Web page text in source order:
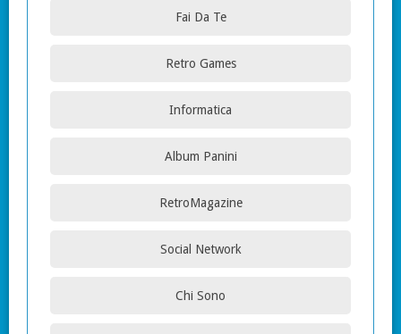
Fai Da Te
Retro Games
Informatica
Album Panini
RetroMagazine
Social Network
Chi Sono